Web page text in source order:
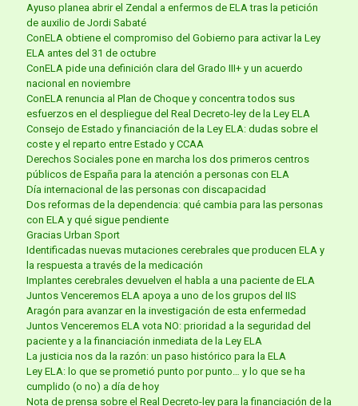
Ayuso planea abrir el Zendal a enfermos de ELA tras la petición
de auxilio de Jordi Sabaté
ConELA obtiene el compromiso del Gobierno para activar la Ley
ELA antes del 31 de octubre
ConELA pide una definición clara del Grado III+ y un acuerdo
nacional en noviembre
ConELA renuncia al Plan de Choque y concentra todos sus
esfuerzos en el despliegue del Real Decreto-ley de la Ley ELA
Consejo de Estado y financiación de la Ley ELA: dudas sobre el
coste y el reparto entre Estado y CCAA
Derechos Sociales pone en marcha los dos primeros centros
públicos de España para la atención a personas con ELA
Día internacional de las personas con discapacidad
Dos reformas de la dependencia: qué cambia para las personas
con ELA y qué sigue pendiente
Gracias Urban Sport
Identificadas nuevas mutaciones cerebrales que producen ELA y
la respuesta a través de la medicación
Implantes cerebrales devuelven el habla a una paciente de ELA
Juntos Venceremos ELA apoya a uno de los grupos del IIS
Aragón para avanzar en la investigación de esta enfermedad
Juntos Venceremos ELA vota NO: prioridad a la seguridad del
paciente y a la financiación inmediata de la Ley ELA
La justicia nos da la razón: un paso histórico para la ELA
Ley ELA: lo que se prometió punto por punto… y lo que se ha
cumplido (o no) a día de hoy
Nota de prensa sobre el Real Decreto-ley para la financiación de la